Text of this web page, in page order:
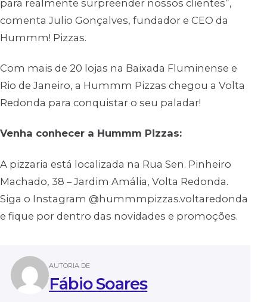
para realmente surpreender nossos clientes”,
comenta Julio Gonçalves, fundador e CEO da
Hummm! Pizzas.
Com mais de 20 lojas na Baixada Fluminense e
Rio de Janeiro, a Hummm Pizzas chegou a Volta
Redonda para conquistar o seu paladar!
Venha conhecer a Hummm Pizzas:
A pizzaria está localizada na Rua Sen. Pinheiro
Machado, 38 – Jardim Amália, Volta Redonda.
Siga o Instagram @hummmpizzas.voltaredonda
e fique por dentro das novidades e promoções.
AUTORIA DE
Fábio Soares